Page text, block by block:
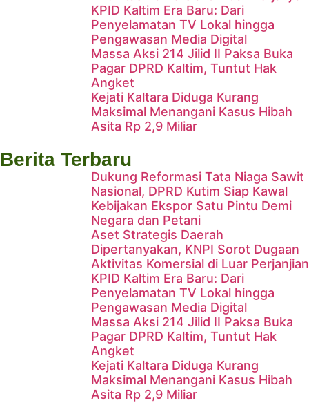
KPID Kaltim Era Baru: Dari
Penyelamatan TV Lokal hingga
Pengawasan Media Digital
Massa Aksi 214 Jilid II Paksa Buka
Pagar DPRD Kaltim, Tuntut Hak
Angket
Kejati Kaltara Diduga Kurang
Maksimal Menangani Kasus Hibah
Asita Rp 2,9 Miliar
Berita Terbaru
Hadapi Era AI, BRIN dan
Komisi X DPR RI Bekali Insan
Penyiaran Kaltim
Dukung Reformasi Tata Niaga Sawit
Nasional, DPRD Kutim Siap Kawal
Kebijakan Ekspor Satu Pintu Demi
Negara dan Petani
Aset Strategis Daerah
Dipertanyakan, KNPI Sorot Dugaan
Aktivitas Komersial di Luar Perjanjian
KPID Kaltim Era Baru: Dari
Penyelamatan TV Lokal hingga
Pengawasan Media Digital
Massa Aksi 214 Jilid II Paksa Buka
Pagar DPRD Kaltim, Tuntut Hak
Angket
Kejati Kaltara Diduga Kurang
Maksimal Menangani Kasus Hibah
Asita Rp 2,9 Miliar